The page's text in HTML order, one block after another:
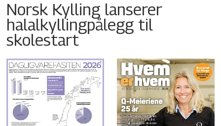
Norsk Kylling lanserer
halalkyllingpålegg til
skolestart